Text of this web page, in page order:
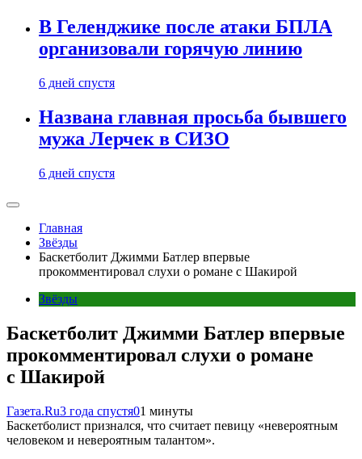
В Геленджике после атаки БПЛА
организовали горячую линию
6 дней спустя
Названа главная просьба бывшего
мужа Лерчек в СИЗО
6 дней спустя
Главная
Звёзды
Баскетболит Джимми Батлер впервые
прокомментировал слухи о романе с Шакирой
Звёзды
Баскетболит Джимми Батлер впервые
прокомментировал слухи о романе
с Шакирой
Газета.Ru3 года спустя01 минуты
Баскетболист признался, что считает певицу «невероятным
человеком и невероятным талантом».